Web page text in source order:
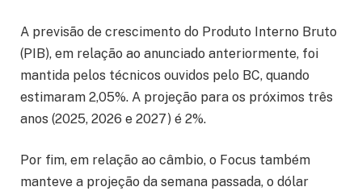
A previsão de crescimento do Produto Interno Bruto
(PIB), em relação ao anunciado anteriormente, foi
mantida pelos técnicos ouvidos pelo BC, quando
estimaram 2,05%. A projeção para os próximos três
anos (2025, 2026 e 2027) é 2%.
Por fim, em relação ao câmbio, o Focus também
manteve a projeção da semana passada, o dólar